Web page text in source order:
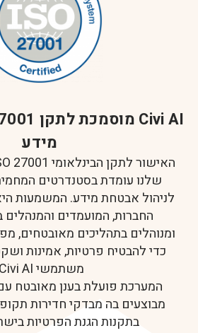
מידע
שלנו עומדת בסטנדרטים
לניהול אבטחת מידע. המשמעות
החברות, המועמדים והמנהלים
ומנוהלים בתהליכים מאובטחים,
כדי להבטיח פרטיות, אמינות
משתמשי Civi AI.
המערכת פועלת בענן מאובטח עם
מבוצעים בה מבדקי חדירות
בתקנות הגנת הפרטיות